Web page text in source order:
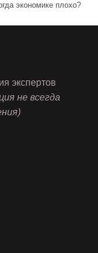
экономике плохо?
экспертов
не всегда